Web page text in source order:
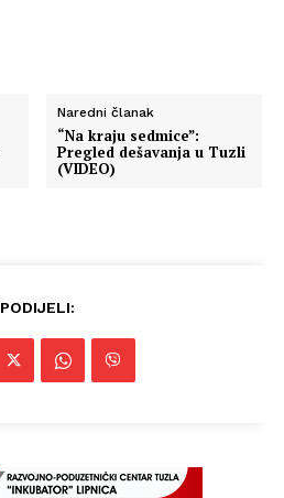
Naredni članak
“Na kraju sedmice”:
Pregled dešavanja u Tuzli
(VIDEO)
PODIJELI: